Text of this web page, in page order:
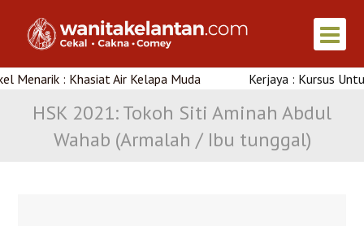
: Khasiat Air Kelapa Muda Kerjaya : Kursus Untuk
HSK 2021: Tokoh Siti Aminah Abdul
Wahab (Armalah / Ibu tunggal)